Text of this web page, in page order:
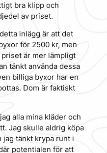
bra klipp och
av priset.
inlägg är att det
för 2500 kr, men
är mer lämpligt
tänkt använda dessa
billiga byxor har en
Dom är faktiskt
alla mina kläder och
Jag skulle aldrig köpa
jag tänkt krypa runt i
potentialen för att